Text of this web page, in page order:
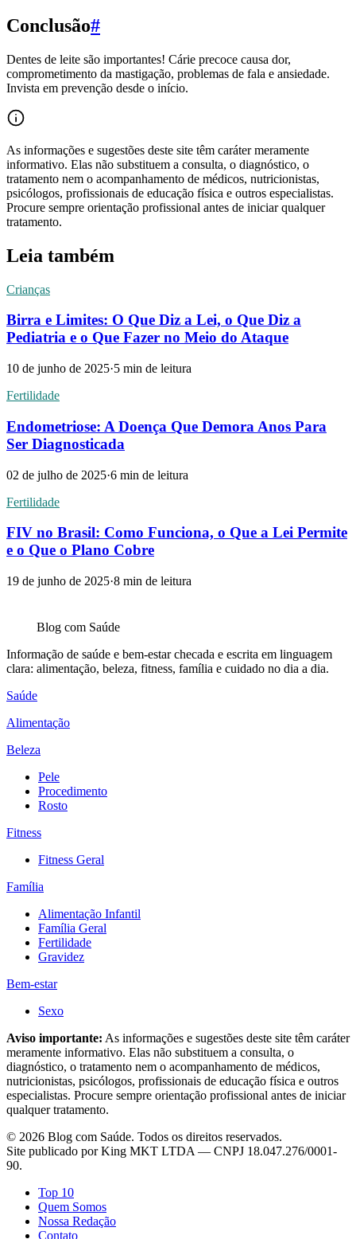
Conclusão#
Dentes de leite são importantes! Cárie precoce causa dor,
comprometimento da mastigação, problemas de fala e ansiedade.
Invista em prevenção desde o início.
As informações e sugestões deste site têm caráter meramente
informativo. Elas não substituem a consulta, o diagnóstico, o
tratamento nem o acompanhamento de médicos, nutricionistas,
psicólogos, profissionais de educação física e outros especialistas.
Procure sempre orientação profissional antes de iniciar qualquer
tratamento.
Leia também
Crianças
Birra e Limites: O Que Diz a Lei, o Que Diz a
Pediatria e o Que Fazer no Meio do Ataque
10 de junho de 2025·5 min de leitura
Fertilidade
Endometriose: A Doença Que Demora Anos Para
Ser Diagnosticada
02 de julho de 2025·6 min de leitura
Fertilidade
FIV no Brasil: Como Funciona, o Que a Lei Permite
e o Que o Plano Cobre
19 de junho de 2025·8 min de leitura
Blog com Saúde
Informação de saúde e bem-estar checada e escrita em linguagem
clara: alimentação, beleza, fitness, família e cuidado no dia a dia.
Saúde
Alimentação
Beleza
Pele
Procedimento
Rosto
Fitness
Fitness Geral
Família
Alimentação Infantil
Família Geral
Fertilidade
Gravidez
Bem-estar
Sexo
Aviso importante: As informações e sugestões deste site têm caráter
meramente informativo. Elas não substituem a consulta, o
diagnóstico, o tratamento nem o acompanhamento de médicos,
nutricionistas, psicólogos, profissionais de educação física e outros
especialistas. Procure sempre orientação profissional antes de iniciar
qualquer tratamento.
© 2026 Blog com Saúde. Todos os direitos reservados.
Site publicado por King MKT LTDA — CNPJ 18.047.276/0001-
90.
Top 10
Quem Somos
Nossa Redação
Contato